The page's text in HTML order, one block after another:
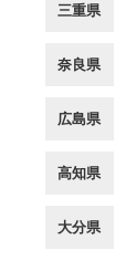
三重県
奈良県
広島県
高知県
大分県